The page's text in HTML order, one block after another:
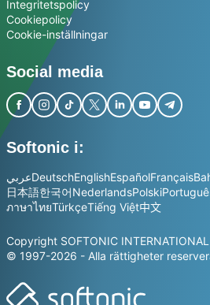
Integritetspolicy
Cookiepolicy
Cookie-inställningar
Social media
Softonic i:
عربيDeutschEnglishEspañolFrançais
日本語한국어NederlandsPolski
ภาษาไทยTürkçeTiếng Việt中文
Copyright SOFTONIC
© 1997-2026 - Alla rättigheter